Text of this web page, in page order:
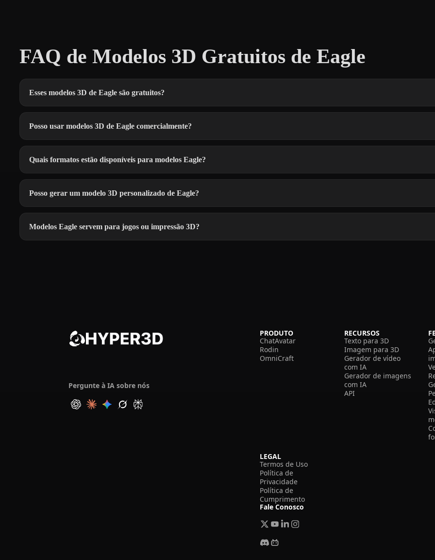
FAQ de Modelos 3D Gratuitos de Eagle
Esses modelos 3D de Eagle são gratuitos?
Posso usar modelos 3D de Eagle comercialmente?
Quais formatos estão disponíveis para modelos Eagle?
Posso gerar um modelo 3D personalizado de Eagle?
Modelos Eagle servem para jogos ou impressão 3D?
Pergunte à IA sobre nós
PRODUTO
ChatAvatar
Rodin
OmniCraft
RECURSOS
Texto para 3D
Imagem para 3D
Gerador de vídeo
com IA
Gerador de imagens
com IA
API
LEGAL
Termos de Uso
Política de
Privacidade
Política de
Cumprimento
Fale Conosco